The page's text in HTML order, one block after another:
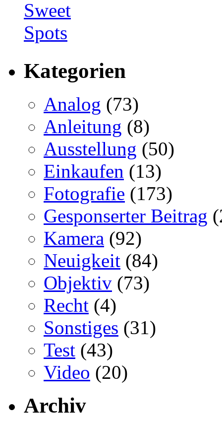
Kategorien
Analog (73)
Anleitung (8)
Ausstellung (50)
Einkaufen (13)
Fotografie (173)
Gesponserter Beitrag
Kamera (92)
Neuigkeit (84)
Objektiv (73)
Recht (4)
Sonstiges (31)
Test (43)
Video (20)
Archiv